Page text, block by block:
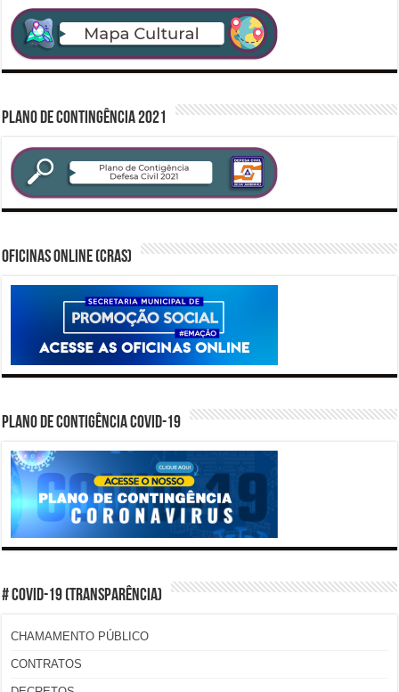
PLANO DE CONTINGÊNCIA 2021
Oficinas Online (CRAS)
PLANO DE CONTIGÊNCIA COVID-19
# COVID-19 (TRANSPARÊNCIA)
CHAMAMENTO PÚBLICO
CONTRATOS